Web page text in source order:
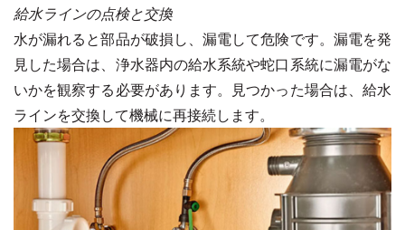
給水ラインの点検と交換
水が漏れると部品が破損し、漏電して危険です。漏電を発
見した場合は、浄水器内の給水系統や蛇口系統に漏電がな
いかを観察する必要があります。見つかった場合は、給水
ラインを交換して機械に再接続します。